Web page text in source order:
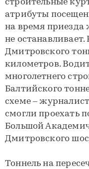
строительные
атрибуты
на время приезда
не
Дмитровского
километров.
многолетнего
Балтийского
схеме –
смогли проехать
Большой
Дмитровского
Тоннель на